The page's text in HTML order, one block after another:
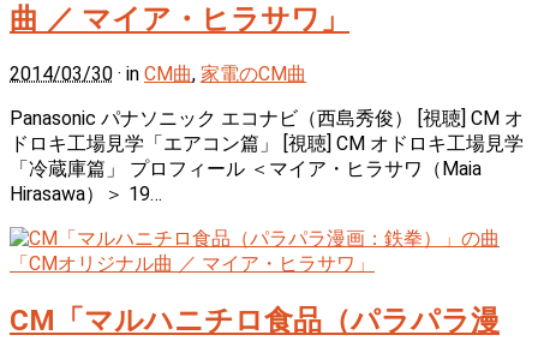
曲 ／ マイア・ヒラサワ」
2014/03/30 · in CM曲, 家電のCM曲
Panasonic パナソニック エコナビ（西島秀俊） [視聴] CM オ
ドロキ工場見学「エアコン篇」 [視聴] CM オドロキ工場見学
「冷蔵庫篇」 プロフィール ＜マイア・ヒラサワ（Maia
Hirasawa）＞ 19…
CM「マルハニチロ食品（パラパラ漫